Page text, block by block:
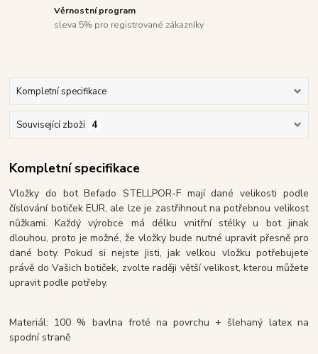
Věrnostní program
sleva 5% pro registrované zákazníky
Kompletní specifikace
Související zboží 4
Kompletní specifikace
Vložky do bot Befado STELLPOR-F mají dané velikosti podle
číslování botiček EUR, ale lze je zastřihnout na potřebnou velikost
nůžkami. Každý výrobce má délku vnitřní stélky u bot jinak
dlouhou, proto je možné, že vložky bude nutné upravit přesně pro
dané boty. Pokud si nejste jisti, jak velkou vložku potřebujete
právě do Vašich botiček, zvolte raději větší velikost, kterou můžete
upravit podle potřeby.
Materiál: 100 % bavlna froté na povrchu + šlehaný latex na
spodní straně